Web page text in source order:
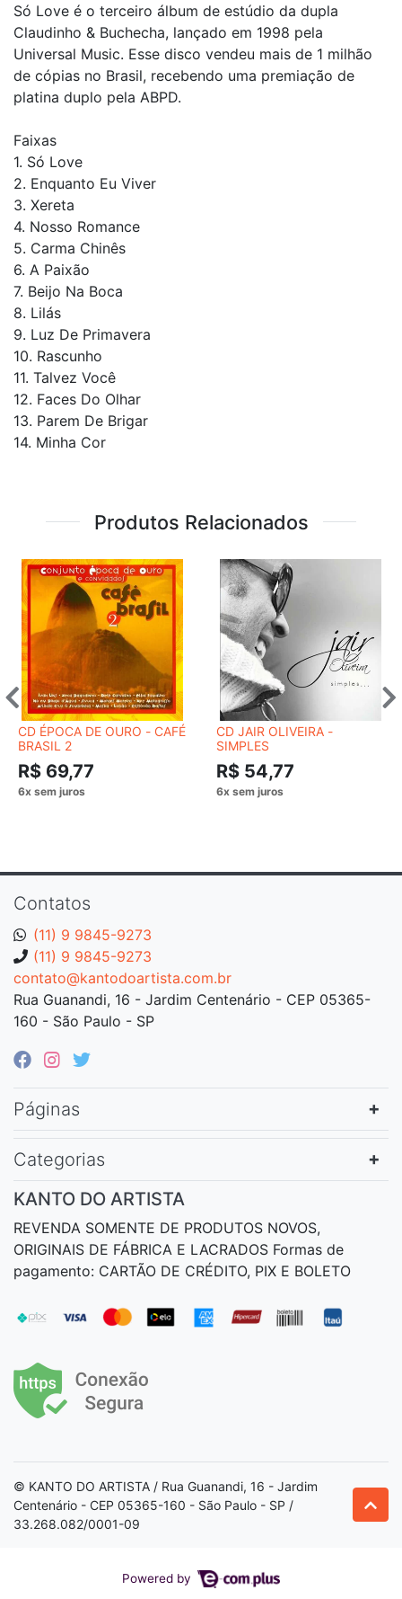
Só Love é o terceiro álbum de estúdio da dupla
Claudinho & Buchecha, lançado em 1998 pela
Universal Music. Esse disco vendeu mais de 1 milhão
de cópias no Brasil, recebendo uma premiação de
platina duplo pela ABPD.
Faixas
1. Só Love
2. Enquanto Eu Viver
3. Xereta
4. Nosso Romance
5. Carma Chinês
6. A Paixão
7. Beijo Na Boca
8. Lilás
9. Luz De Primavera
10. Rascunho
11. Talvez Você
12. Faces Do Olhar
13. Parem De Brigar
14. Minha Cor
Produtos Relacionados
CD ÉPOCA DE OURO - CAFÉ
BRASIL 2
R$ 69,77
CD JAIR OLIVEIRA -
SIMPLES
R$ 54,77
Contatos
(11) 9 9845-9273
(11) 9 9845-9273
contato@kantodoartista.com.br
Rua Guanandi, 16 - Jardim Centenário - CEP 05365-
160 - São Paulo - SP
Páginas
Categorias
KANTO DO ARTISTA
REVENDA SOMENTE DE PRODUTOS NOVOS,
ORIGINAIS DE FÁBRICA E LACRADOS Formas de
pagamento: CARTÃO DE CRÉDITO, PIX E BOLETO
© KANTO DO ARTISTA / Rua Guanandi, 16 - Jardim
Centenário - CEP 05365-160 - São Paulo - SP /
33.268.082/0001-09
Powered by